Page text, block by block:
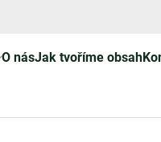
O násJak tvoříme obsah